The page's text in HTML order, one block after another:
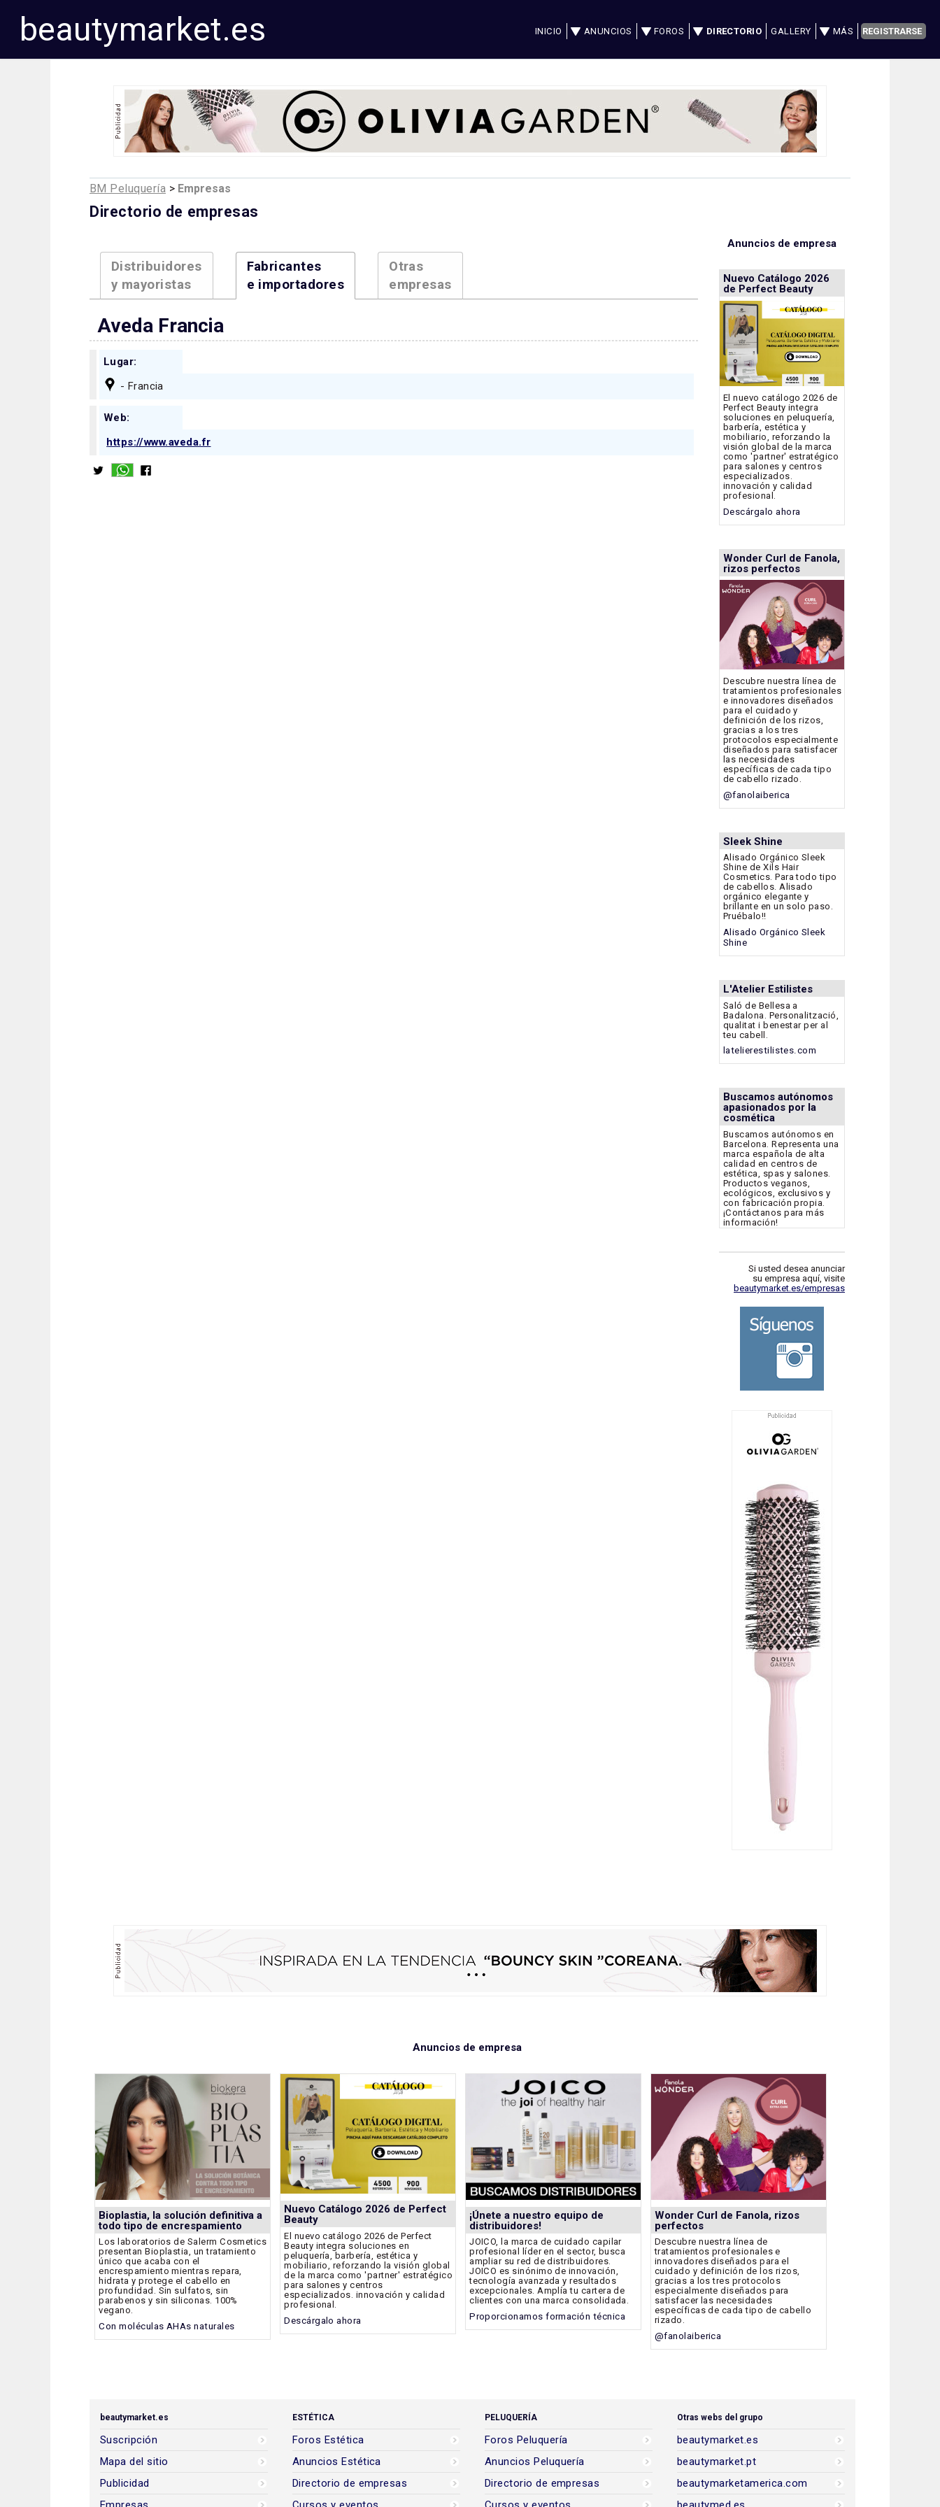
beautymarket.es INICIO ANUNCIOS FOROS DIRECTORIO GALLERY MÁS REGISTRARSE
BM Peluquería > Empresas
Directorio de empresas
Distribuidores
y mayoristas
Fabricantes
e importadores
Otras
empresas
Aveda Francia
Lugar:
- Francia
Web:
https://www.aveda.fr
Anuncios de empresa
Nuevo Catálogo 2026
de Perfect Beauty
El nuevo catálogo 2026 de
Perfect Beauty integra
soluciones en peluquería,
barbería, estética y
mobiliario, reforzando la
visión global de la marca
como 'partner' estratégico
para salones y centros
especializados.
innovación y calidad
profesional.
Descárgalo ahora
Wonder Curl de Fanola,
rizos perfectos
Descubre nuestra línea de
tratamientos profesionales
e innovadores diseñados
para el cuidado y
definición de los rizos,
gracias a los tres
protocolos especialmente
diseñados para satisfacer
las necesidades
específicas de cada tipo
de cabello rizado.
@fanolaiberica
Sleek Shine
Alisado Orgánico Sleek
Shine de Xils Hair
Cosmetics. Para todo tipo
de cabellos. Alisado
orgánico elegante y
brillante en un solo paso.
Pruébalo!!
Alisado Orgánico Sleek
Shine
L'Atelier Estilistes
Saló de Bellesa a
Badalona. Personalització,
qualitat i benestar per al
teu cabell.
latelierestilistes.com
Buscamos autónomos
apasionados por la
cosmética
Buscamos autónomos en
Barcelona. Representa una
marca española de alta
calidad en centros de
estética, spas y salones.
Productos veganos,
ecológicos, exclusivos y
con fabricación propia.
¡Contáctanos para más
información!
Si usted desea anunciar
su empresa aquí, visite
beautymarket.es/empresas
Anuncios de empresa
Bioplastia, la solución definitiva a
todo tipo de encrespamiento
Los laboratorios de Salerm Cosmetics
presentan Bioplastia, un tratamiento
único que acaba con el
encrespamiento mientras repara,
hidrata y protege el cabello en
profundidad. Sin sulfatos, sin
parabenos y sin siliconas. 100%
vegano.
Con moléculas AHAs naturales
Nuevo Catálogo 2026 de Perfect
Beauty
El nuevo catálogo 2026 de Perfect
Beauty integra soluciones en
peluquería, barbería, estética y
mobiliario, reforzando la visión global
de la marca como 'partner' estratégico
para salones y centros
especializados. innovación y calidad
profesional.
Descárgalo ahora
¡Únete a nuestro equipo de
distribuidores!
JOICO, la marca de cuidado capilar
profesional líder en el sector, busca
ampliar su red de distribuidores.
JOICO es sinónimo de innovación,
tecnología avanzada y resultados
excepcionales. Amplía tu cartera de
clientes con una marca consolidada.
Proporcionamos formación técnica
Wonder Curl de Fanola, rizos
perfectos
Descubre nuestra línea de
tratamientos profesionales e
innovadores diseñados para el
cuidado y definición de los rizos,
gracias a los tres protocolos
especialmente diseñados para
satisfacer las necesidades
específicas de cada tipo de cabello
rizado.
@fanolaiberica
beautymarket.es
Suscripción
Mapa del sitio
Publicidad
ESTÉTICA
Foros Estética
Anuncios Estética
Directorio de empresas
PELUQUERÍA
Foros Peluquería
Anuncios Peluquería
Directorio de empresas
Otras webs del grupo
beautymarket.es
beautymarket.pt
beautymarketamerica.com